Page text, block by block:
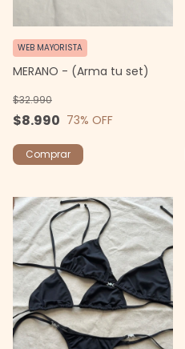
MERANO - (Arma tu set)
$8.990
$32.990
73% OFF
WEB MAYORISTA
Comprar